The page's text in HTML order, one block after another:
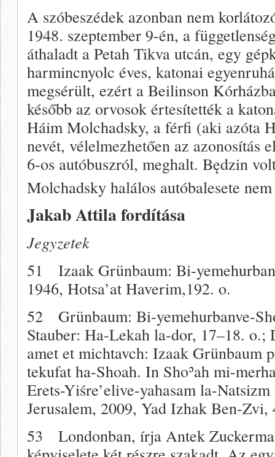
A szóbeszédek azonban nem
1948. szeptember 9-én, a
áthaladt a Petah Tikva utcán, egy
harmincnyolc éves, katonai
megsérült, ezért a Beilinson
később az orvosok értesítették a
Háim Molchadsky, a férfi (aki azóta
nevét, vélelmezhetően az azonosítás
6-os autóbuszról, meghalt. Będzin
Molchadsky halálos autóbalesete
Jakab Attila fordítása
Jegyzetek
51 Izaak Grünbaum: Bi-
1946, Hotsa’at Haverim,192. o.
52 Grünbaum: Bi-yemehurbanve-
Stauber: Ha-Lekah la-dor, 17–18.
amet et michtavch: Izaak Grünbaum
tekufat ha-Shoah. In Shoʾah mi-
Erets-Yiśre’elive-yahasam la-
Jerusalem, 2009, Yad Izhak Ben-Zvi,
53 Londonban, írja Antek